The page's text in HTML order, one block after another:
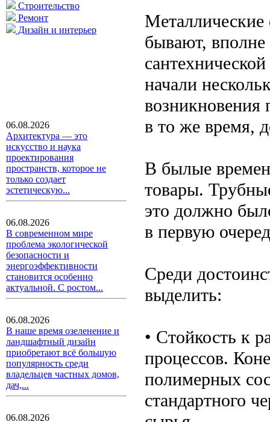
Строительство
Ремонт
Дизайн и интерьер
06.08.2026
Архитектура — это
искусство и наука
проектирования
пространств, которое не
только создает
эстетическую...
06.08.2026
В современном мире
проблема экологической
безопасности и
энергоэффективности
становится особенно
актуальной. С ростом...
06.08.2026
В наше время озеленение и
ландшафтный дизайн
приобретают всё большую
популярность среди
владельцев частных домов,
дач,...
06.08.2026
бывают,
начали
возникновения
в то же время,
В былые
товары.
это должно
в первую
Среди
выделить:
• Стойкость к
процессов.
полимерных
стандартного